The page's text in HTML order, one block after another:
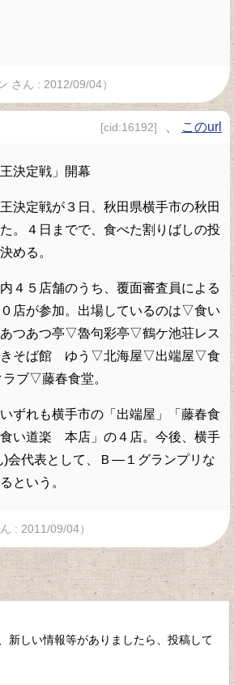
さん : 2012/09/04）
[cid:16192] このurl
決定戦」開幕
決定戦が３日、秋田県横手市の秋田
。４日までで、食べた割りばしの投
める。
４５店舗のうち、覆面審査員による
店が参加。出場しているのは▽食い
つあつ亭▽魯句彩亭▽鶴ケ池荘レス
きそば館 ゆう▽北海屋▽出端屋▽食
ブ▽藤春食堂。
ずれも横手市の「出端屋」「藤春食
い道楽 本店」の４店。今後、横手
)会代表として、Ｂ―１グランプリな
という。
: 2011/09/04）
新しい情報等がありましたら、投稿して